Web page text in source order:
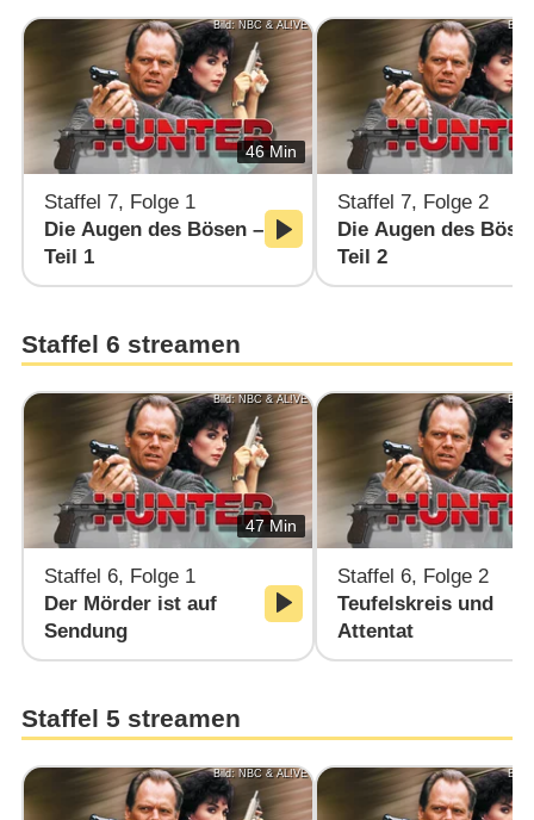
Bild: NBC & AL!VE
46 Min
Staffel 7, Folge 1
Die Augen des Bösen –
Teil 1
Bild:
Staffel 7, Folge 2
Die Augen des
Teil 2
Staffel 6 streamen
Bild: NBC & AL!VE
47 Min
Staffel 6, Folge 1
Der Mörder ist auf
Sendung
Bild:
Staffel 6, Folge 2
Teufelskreis und
Attentat
Staffel 5 streamen
Bild: NBC & AL!VE Bild: